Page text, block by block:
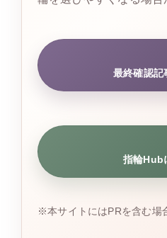
最終確認記
指輪Hub
※本サイトにはPRを含む場